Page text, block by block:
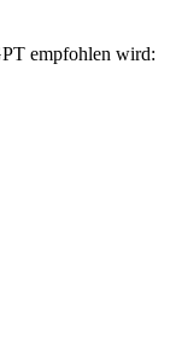
empfohlen wird: